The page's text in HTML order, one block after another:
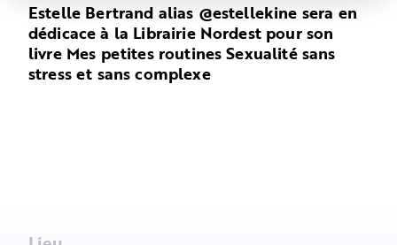
Estelle Bertrand alias @estellekine sera en
dédicace à la Librairie Nordest pour son
livre Mes petites routines Sexualité sans
stress et sans complexe